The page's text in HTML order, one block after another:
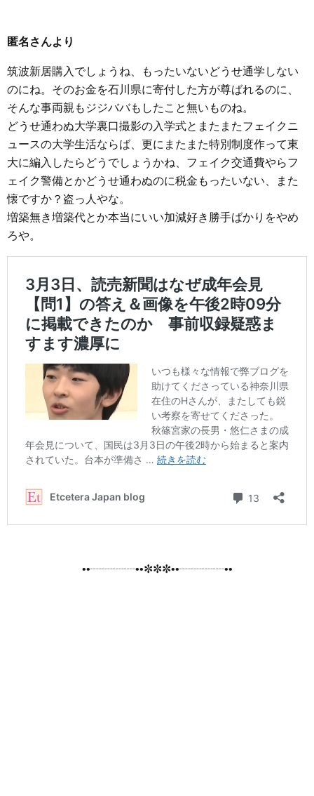
匿名さんより
筑波新居購入でしょうね、もったいないどうせ通学しない
のにね。そのお金を石川県に寄付した方が尊ばれるのに、
そんな事両親もジジババもしたこと無いものね。
どうせ通わぬ大学裏口撮影の入学式とまたまたフェイクニ
ュースの大学生活ならば、更にまたまた特別制度作って東
大に編入したらどうでしょうかね、フェイク交通費やらフ
ェイク警備とかどうせ通わぬのに税金もったいない、また
懐ですか？盗っ人やな。
増築無き増築代とか本当にいい加減好き勝手ばかりをやめ
ろや。
••┈┈┈┈••✼✼✼••┈┈┈┈••